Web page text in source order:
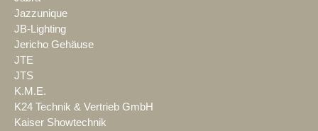
Jazzunique
JB-Lighting
Jericho Gehäuse
JTE
JTS
K.M.E.
K24 Technik & Vertrieb GmbH
Kaiser Showtechnik